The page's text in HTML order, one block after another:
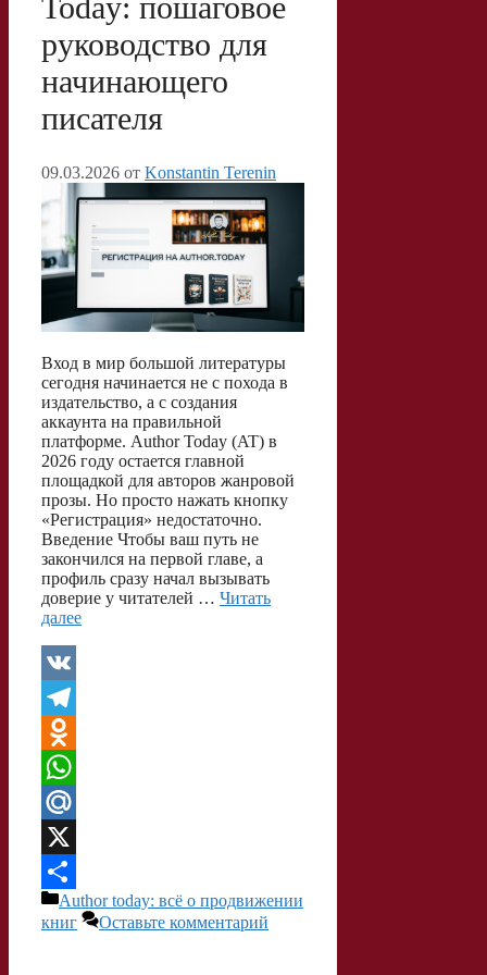
i
k
i
и
т
ь
руководство для
начинающего
писателя
09.03.2026 от Konstantin Terenin
Вход в мир большой литературы
сегодня начинается не с похода в
издательство, а с создания
аккаунта на правильной
платформе. Author Today (AT) в
2026 году остается главной
площадкой для авторов жанровой
прозы. Но просто нажать кнопку
«Регистрация» недостаточно.
Введение Чтобы ваш путь не
закончился на первой главе, а
профиль сразу начал вызывать
доверие у читателей … Читать
далее
V
K
T
e
g
r
O
d
n
o
k
W
h
a
t
M
a
i
X
ОРубрики
Author today: всё о продвижении
книг
Оставьте комментарий